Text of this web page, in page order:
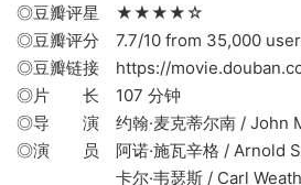
◎豆瓣评星 ★★★★☆
◎豆瓣评分 7.7/10 from 35,000
◎豆瓣链接 https://
◎片 长 107 分钟
◎导 演 约翰·麦克蒂尔南 / John
◎演 员 阿诺·施瓦辛格 / Arnold
卡尔·韦瑟斯 / Carl